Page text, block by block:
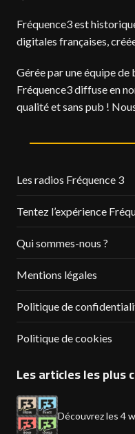
Fréquence3 est
digitales françaises,
Gérée par une équipe de
Fréquence3 diffuse en
qualité et sans pub !
Les radios Fréquence 3
Tentez l’expérience
Qui sommes-nous ?
Mentions légales
Politique de
Politique de cookies
Les articles les plus
Découvrez les 4